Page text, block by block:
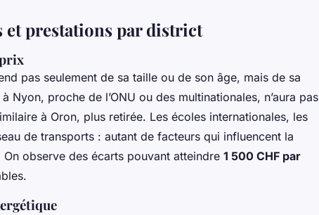
et prestations par district
pas seulement de sa taille ou de son âge, mais de sa
Nyon, proche de l’ONU ou des multinationales, n’aura pas
à Oron, plus retirée. Les écoles internationales, les
de transports : autant de facteurs qui influencent la
observe des écarts pouvant atteindre 1 500 CHF par